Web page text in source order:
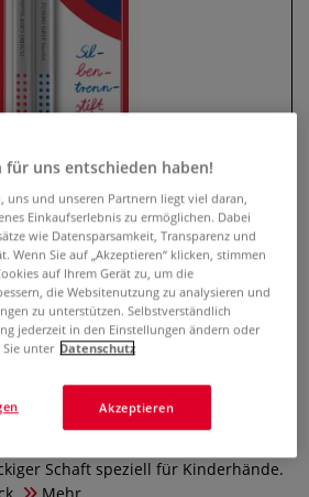
JUMBO GRIP
2 Stück
0 Bewertungen
GRIP bicolor Silbentrennstift ist
Schaft speziell für Kinderhände.
für uns entschieden haben!
uns und unseren Partnern liegt viel daran,
Einkaufserlebnis zu ermöglichen. Dabei
wie Datensparsamkeit, Transparenz und
Wenn Sie auf „Akzeptieren“ klicken, stimmen
auf Ihrem Gerät zu, um die
die Websitenutzung zu analysieren und
zu unterstützen. Selbstverständlich
jederzeit in den Einstellungen ändern oder
unter Datenschutz
Akzeptieren